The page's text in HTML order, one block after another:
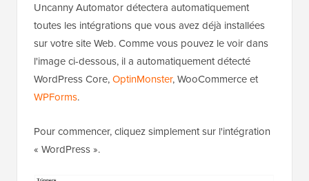
Uncanny Automator détectera automatiquement
toutes les intégrations que vous avez déjà installées
sur votre site Web. Comme vous pouvez le voir dans
l'image ci-dessous, il a automatiquement détecté
WordPress Core,OptinMonster, WooCommerce et
WPForms.
Pour commencer, cliquez simplement sur l'intégration
« WordPress ».